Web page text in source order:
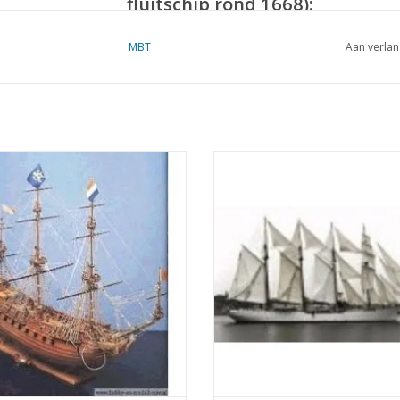
Tekeningnummer
10.00.034
Omschrijving
Fluitschip
Kwaliteit
algemeen plan; sp/
Schaal
Aantal bladen A00
MBT Aan
aan het einde van de 16e eeuw
met het verlengen van
schepen. Schepen met deze
romp, gaings genoemd,
al in 1588.[1] Pieter Jansz Vael,
als de koopman Pie...
AAN WINKELWAGEN
TOEVOEGEN AAN